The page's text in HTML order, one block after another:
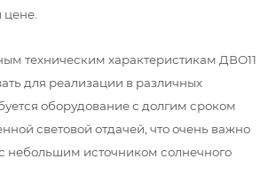
цене.
техническим характеристикам ДВО11
для реализации в различных
оборудование с долгим сроком
световой отдачей, что очень важно
небольшим источником солнечного